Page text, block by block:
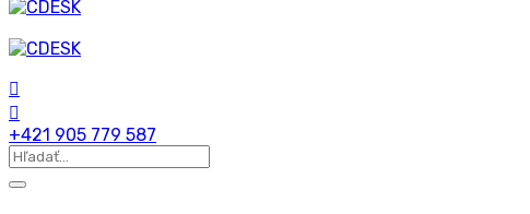
+421 905 779 587